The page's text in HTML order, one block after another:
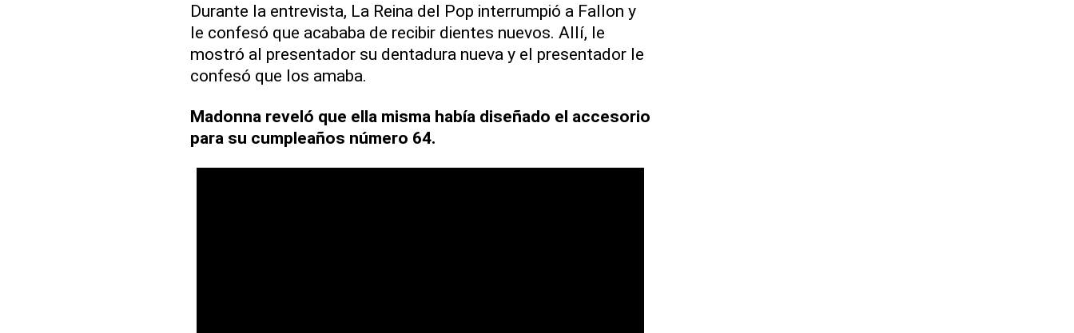
Durante la entrevista, La Reina del Pop interrumpió a Fallon y
le confesó que acababa de recibir dientes nuevos. Allí, le
mostró al presentador su dentadura nueva y el presentador le
confesó que los amaba.
Madonna reveló que ella misma había diseñado el accesorio
para su cumpleaños número 64.